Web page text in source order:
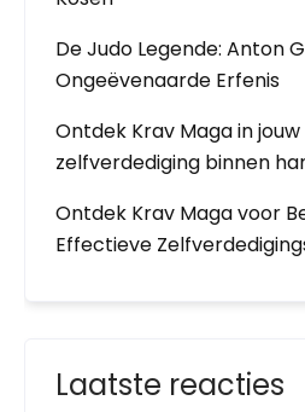
De Judo Legende: Anton
Ongeëvenaarde Erfenis
Ontdek Krav Maga in
zelfverdediging binnen
Ontdek Krav Maga voor
Effectieve
Laatste reacties